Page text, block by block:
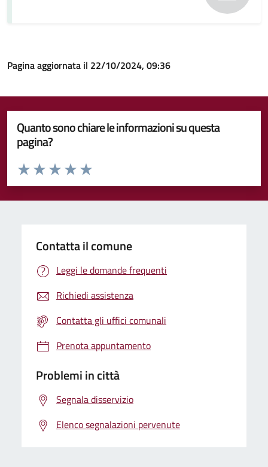
Pagina aggiornata il 22/10/2024, 09:36
Quanto sono chiare le informazioni su questa
pagina?
Valuta da 1 a 5 stelle la pagina
Valuta 5 stelle su 5
Valuta 4 stelle su 5
Valuta 3 stelle su 5
Valuta 2 stelle su 5
Valuta 1 stelle su 5
Contatta il comune
Leggi le domande frequenti
Richiedi assistenza
Contatta gli uffici comunali
Prenota appuntamento
Problemi in città
Segnala disservizio
Elenco segnalazioni pervenute